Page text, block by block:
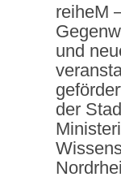
reiheM
und
der